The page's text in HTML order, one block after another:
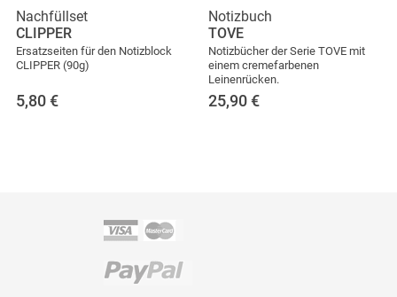
Nachfüllset
CLIPPER
Ersatzseiten für den Notizblock
CLIPPER (90g)
5,80 €
Notizbuch
TOVE
Notizbücher der Serie TOVE mit
einem cremefarbenen
Leinenrücken.
25,90 €